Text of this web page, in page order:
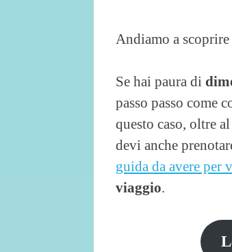
Andiamo a
Se hai paura di
passo passo come
questo caso, oltre
devi anche
guida da avere per
viaggio.